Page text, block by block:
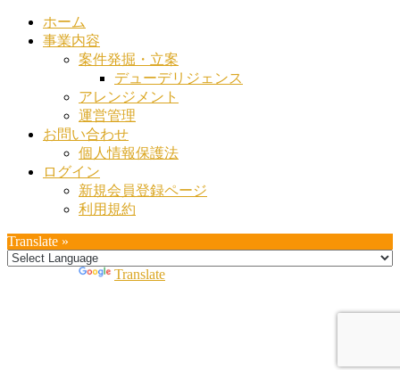
ホーム
事業内容
案件発掘・立案
デューデリジェンス
アレンジメント
運営管理
お問い合わせ
個人情報保護法
ログイン
新規会員登録ページ
利用規約
Translate »
Translate